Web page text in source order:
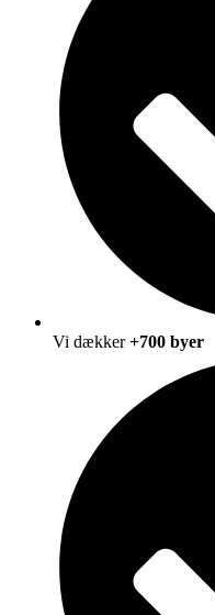
Vi dækker+700 byer